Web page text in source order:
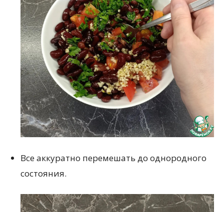
Все аккуратно перемешать до однородного
состояния.